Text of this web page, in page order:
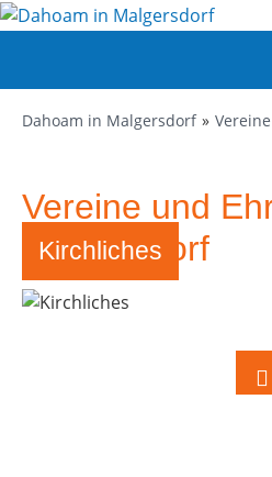
Dahoam in Malgersdorf
Vereine und
Malgersdorf
Kirchliches